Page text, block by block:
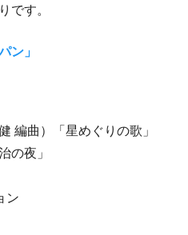
です。
ン」
編曲）「星めぐりの歌」
の夜」
ン